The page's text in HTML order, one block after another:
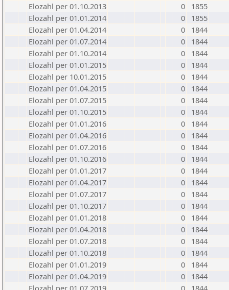
Elozahl per 01.10.2013
0
1855
Elozahl per 01.01.2014
0
1855
Elozahl per 01.04.2014
0
1844
Elozahl per 01.07.2014
0
1844
Elozahl per 01.10.2014
0
1844
Elozahl per 01.01.2015
0
1844
Elozahl per 10.01.2015
0
1844
Elozahl per 01.04.2015
0
1844
Elozahl per 01.07.2015
0
1844
Elozahl per 01.10.2015
0
1844
Elozahl per 01.01.2016
0
1844
Elozahl per 01.04.2016
0
1844
Elozahl per 01.07.2016
0
1844
Elozahl per 01.10.2016
0
1844
Elozahl per 01.01.2017
0
1844
Elozahl per 01.04.2017
0
1844
Elozahl per 01.07.2017
0
1844
Elozahl per 01.10.2017
0
1844
Elozahl per 01.01.2018
0
1844
Elozahl per 01.04.2018
0
1844
Elozahl per 01.07.2018
0
1844
Elozahl per 01.10.2018
0
1844
Elozahl per 01.01.2019
0
1844
Elozahl per 01.04.2019
0
1844
Elozahl per 01.07.2019
0
1844